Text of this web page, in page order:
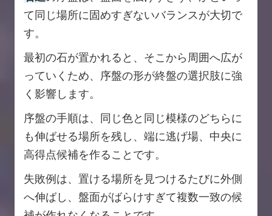
て同じ場所に固めすぎないバランスが大切で
す。
最初の石が置かれると、そこから周囲へ広が
っていくため、序盤の形が終盤の選択肢に強
く影響します。
序盤の手順は、同じ色と同じ模様のどちらに
も伸ばせる場所を残し、端に逃げ場、中央に
高得点候補を作ることです。
失敗例は、置ける場所を見つけるたびに外側
へ伸ばし、盤面がばらけすぎて複数一致の候